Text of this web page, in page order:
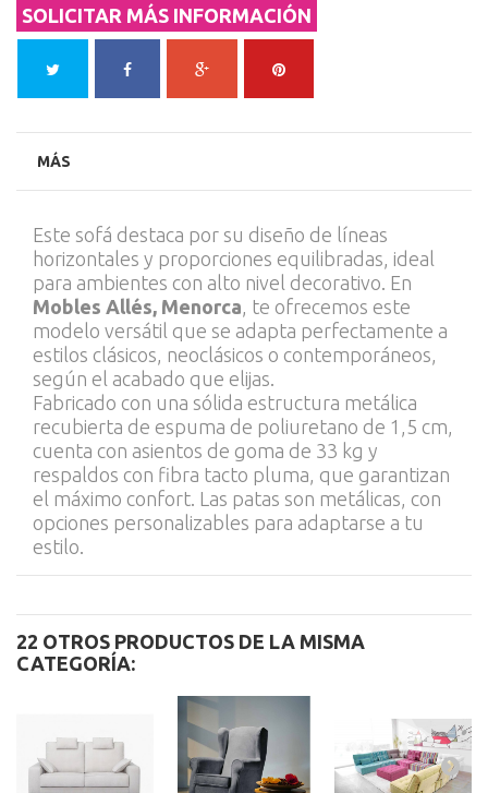
SOLICITAR MÁS INFORMACIÓN
MÁS
Este sofá destaca por su diseño de líneas
horizontales y proporciones equilibradas, ideal
para ambientes con alto nivel decorativo. En
Mobles Allés, Menorca , te ofrecemos este
modelo versátil que se adapta perfectamente a
estilos clásicos, neoclásicos o contemporáneos,
según el acabado que elijas.
Fabricado con una sólida estructura metálica
recubierta de espuma de poliuretano de 1,5 cm,
cuenta con asientos de goma de 33 kg y
respaldos con fibra tacto pluma, que garantizan
el máximo confort. Las patas son metálicas, con
opciones personalizables para adaptarse a tu
estilo.
22 OTROS PRODUCTOS DE LA MISMA
CATEGORÍA: